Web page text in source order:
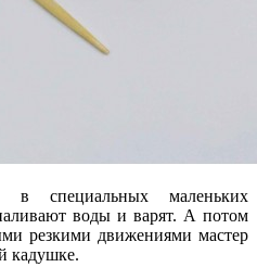
в специальных маленьких
воды и варят. А потом
резкими движениями мастер
кадушке.